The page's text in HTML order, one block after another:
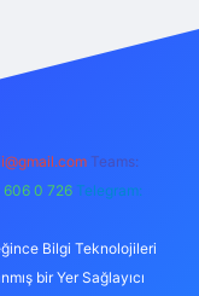
Teams:
606 0 726 Telegram:
Bilgi Teknolojileri
bir Yer Sağlayıcı